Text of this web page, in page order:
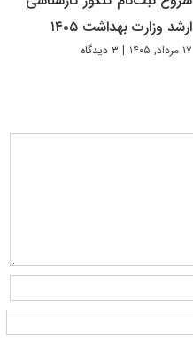
ارشد وزارت بهداشت ۱۴۰۵
۱۷ مرداد, ۱۴۰۵ | ۳ دیدگاه